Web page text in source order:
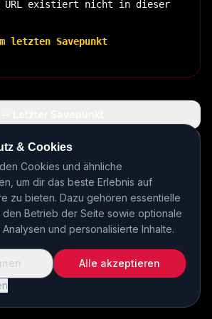
URL existiert nicht in dieser
letzten Savepunkt
🏠 Zurück zur Basis
COIN TO CONTINUE...
& Cookies
Cookies und ähnliche
um dir das beste Erlebnis auf
zu bieten. Dazu gehören essentielle
Betrieb der Seite sowie optionale
und personalisierte Inhalte.
Alle akzeptieren